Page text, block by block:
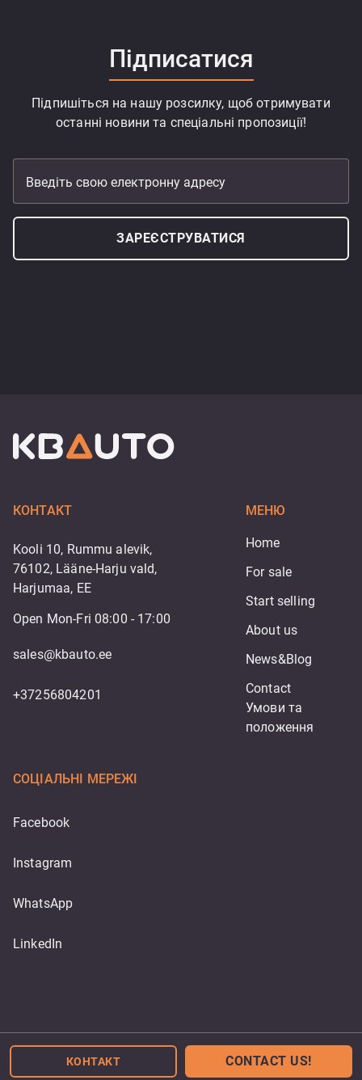
КОНТАКТ CONTACT US!
Підписатися
Підпишіться на нашу розсилку, щоб отримувати
останні новини та спеціальні пропозиції!
Введіть свою електронну адресу
ЗАРЕЄСТРУВАТИСЯ
КОНТАКТ
Kooli 10, Rummu alevik,
76102, Lääne-Harju vald,
Harjumaa, EE
Open Mon-Fri 08:00 - 17:00
sales@kbauto.ee
+37256804201
МЕНЮ
Home
For sale
Start selling
About us
News&Blog
Contact
Умови та
положення
СОЦІАЛЬНІ МЕРЕЖІ
Facebook
Instagram
WhatsApp
LinkedIn
Powered by